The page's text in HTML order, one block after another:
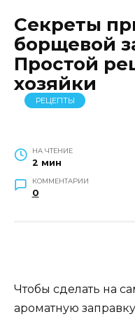
Секреты
борщевой
Простой
хозяйки
РЕЦЕПТЫ
НА ЧТЕНИЕ
2 мин
КОММЕНТАРИИ
0
Чтобы сделать на
ароматную